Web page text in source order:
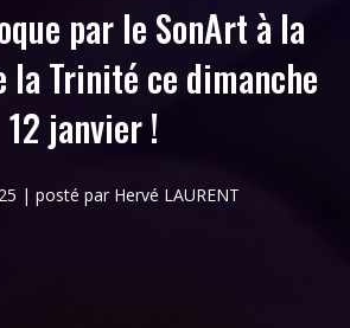
par le SonArt à la
la Trinité ce dimanche
12 janvier !
| posté par Hervé LAURENT